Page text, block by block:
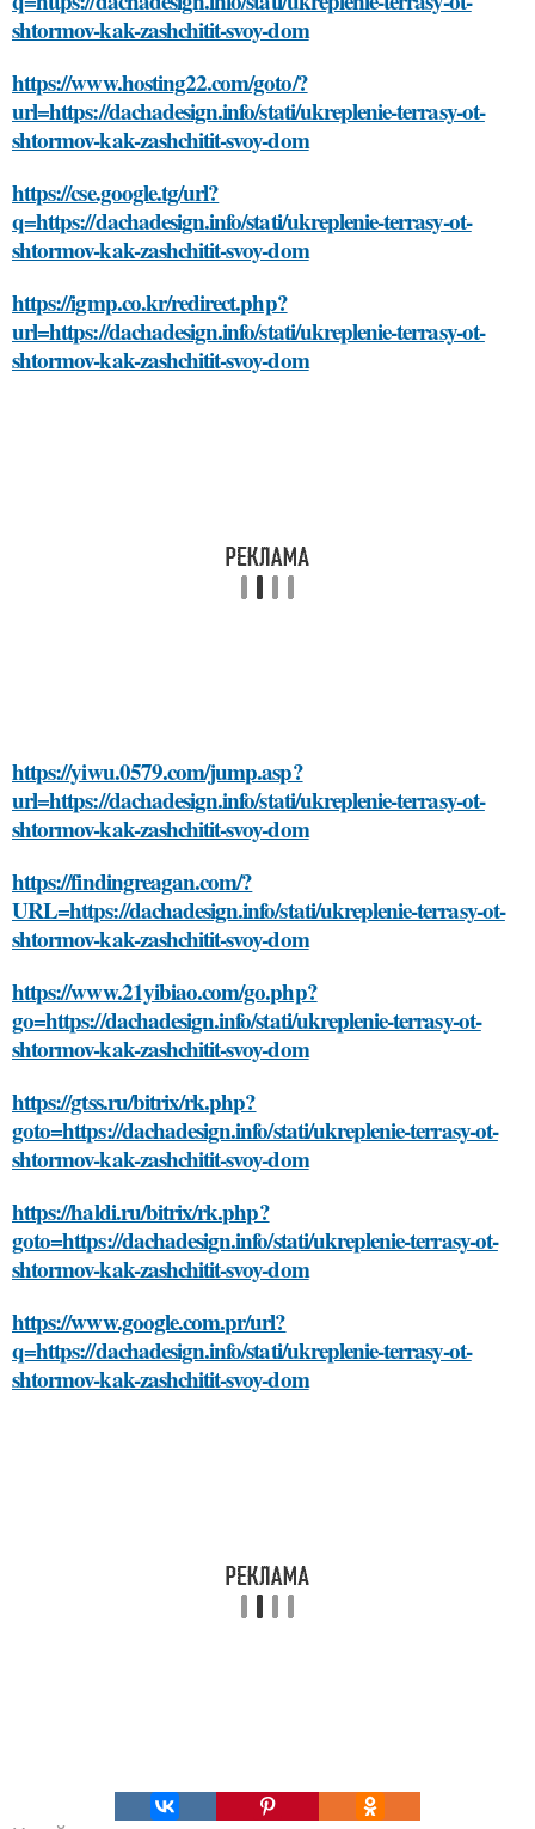
shtormov-kak-zashchitit-svoy-dom
https://www.hosting22.com/goto/?
url=https://dachadesign.info/stati/ukreplenie-terrasy-ot-
shtormov-kak-zashchitit-svoy-dom
https://cse.google.tg/url?
q=https://dachadesign.info/stati/ukreplenie-terrasy-ot-
shtormov-kak-zashchitit-svoy-dom
https://igmp.co.kr/redirect.php?
url=https://dachadesign.info/stati/ukreplenie-terrasy-ot-
shtormov-kak-zashchitit-svoy-dom
https://yiwu.0579.com/jump.asp?
url=https://dachadesign.info/stati/ukreplenie-terrasy-ot-
shtormov-kak-zashchitit-svoy-dom
https://findingreagan.com/?
URL=https://dachadesign.info/stati/ukreplenie-terrasy-ot-
shtormov-kak-zashchitit-svoy-dom
https://www.21yibiao.com/go.php?
go=https://dachadesign.info/stati/ukreplenie-terrasy-ot-
shtormov-kak-zashchitit-svoy-dom
https://gtss.ru/bitrix/rk.php?
goto=https://dachadesign.info/stati/ukreplenie-terrasy-ot-
shtormov-kak-zashchitit-svoy-dom
https://haldi.ru/bitrix/rk.php?
goto=https://dachadesign.info/stati/ukreplenie-terrasy-ot-
shtormov-kak-zashchitit-svoy-dom
https://www.google.com.pr/url?
q=https://dachadesign.info/stati/ukreplenie-terrasy-ot-
shtormov-kak-zashchitit-svoy-dom